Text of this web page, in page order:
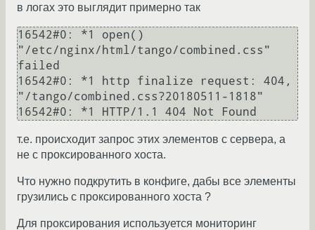
в логах это выглядит примерно так
16542#0: *1 open()
"/etc/nginx/html/tango/combined.css"
failed
16542#0: *1 http finalize request: 404,
"/tango/combined.css?20180511-1818"
16542#0: *1 HTTP/1.1 404 Not Found
т.е. происходит запрос этих элементов с сервера, а
не с проксированного хоста.
Что нужно подкрутить в конфиге, дабы все элементы
грузились с проксированного хоста ?
Для проксирования используется мониторинг